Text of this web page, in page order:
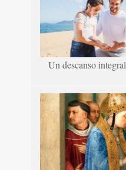
Un descanso integral